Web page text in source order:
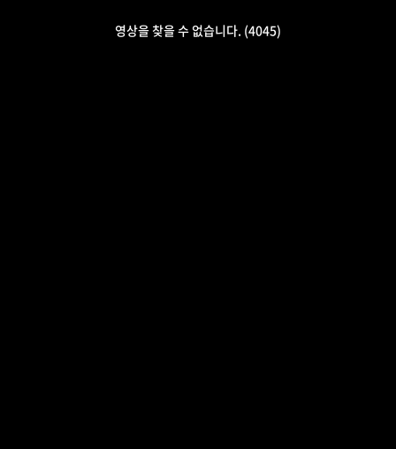
영상을 찾을 수 없습니다. (4045)